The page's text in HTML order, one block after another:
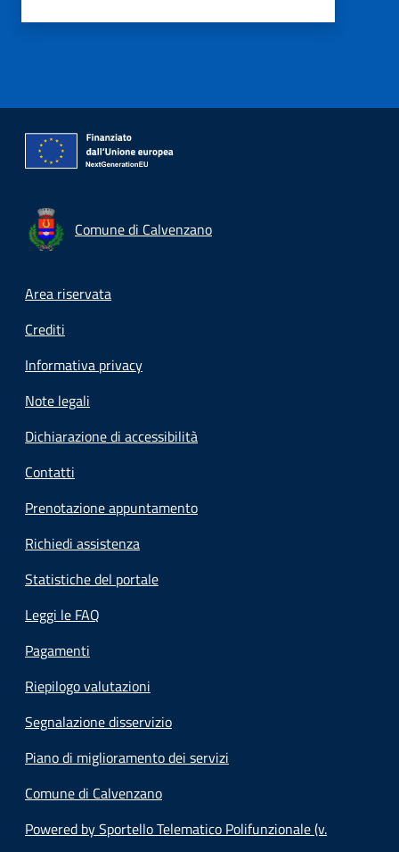
Comune di Calvenzano
Footer menu
Area riservata
Crediti
Informativa privacy
Note legali
Dichiarazione di accessibilità
Contatti
Prenotazione appuntamento
Richiedi assistenza
Statistiche del portale
Leggi le FAQ
Pagamenti
Riepilogo valutazioni
Segnalazione disservizio
Piano di miglioramento dei servizi
Comune di Calvenzano
Powered by Sportello Telematico Polifunzionale (v.